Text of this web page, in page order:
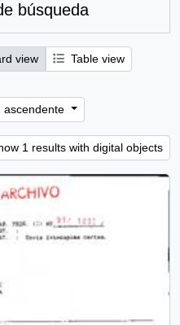
búsqueda
view
Table view
ascendente
1 results with digital objects